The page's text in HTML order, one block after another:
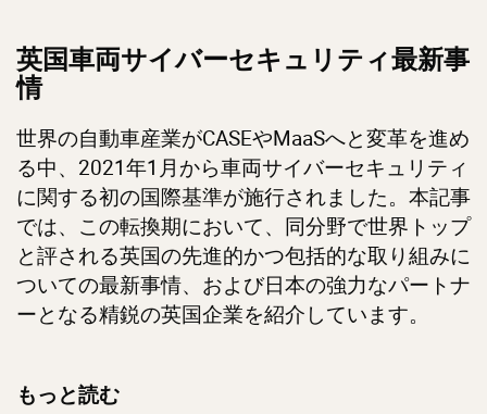
英国車両サイバーセキュリティ最新事
情
世界の自動車産業がCASEやMaaSへと変革を進め
る中、2021年1月から車両サイバーセキュリティ
に関する初の国際基準が施行されました。本記事
では、この転換期において、同分野で世界トップ
と評される英国の先進的かつ包括的な取り組みに
ついての最新事情、および日本の強力なパートナ
ーとなる精鋭の英国企業を紹介しています。
もっと読む